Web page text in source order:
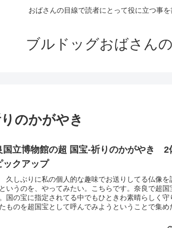
おばさんの目線で読者にとって役に立つ事を
ブルドッグおばさん
のかがやき
国立博物館の超 国宝-祈りのかがやき 2
ックアップ
しぶりに私の個人的な趣味でお送りしてる仏像を
いうのを、やってみたい。こちらです。奈良で超国
国の宝に指定されてる中でもひときわ素晴らしく守
ものを超国宝として呼んでみようということで集め